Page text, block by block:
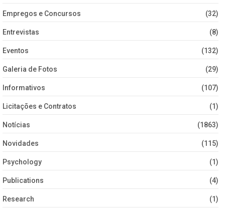
Empregos e Concursos (32)
Entrevistas (8)
Eventos (132)
Galeria de Fotos (29)
Informativos (107)
Licitações e Contratos (1)
Notícias (1863)
Novidades (115)
Psychology (1)
Publications (4)
Research (1)